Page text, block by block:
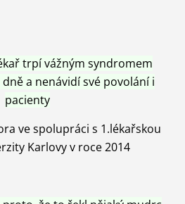
trpí vážným syndromem
a nenávidí své povolání i
pacienty
ve spolupráci s 1.lékařskou
Karlovy v roce 2014